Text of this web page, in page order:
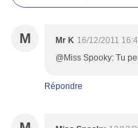
M Mr K 16/12/2011
@Miss Spooky: Tu
Répondre